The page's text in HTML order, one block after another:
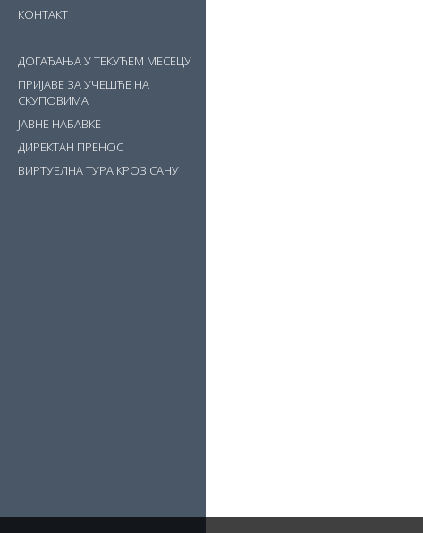
КОНТАКТ
ДОГАЂАЊА У ТЕКУЋЕМ МЕСЕЦУ
ПРИЈАВЕ ЗА УЧЕШЋЕ НА
СКУПОВИМА
ЈАВНЕ НАБАВКЕ
ДИРЕКТАН ПРЕНОС
ВИРТУЕЛНА ТУРА КРОЗ САНУ